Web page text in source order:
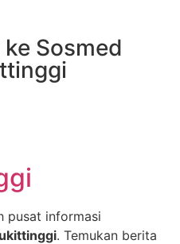
Sosmed
pusat informasi
. Temukan berita